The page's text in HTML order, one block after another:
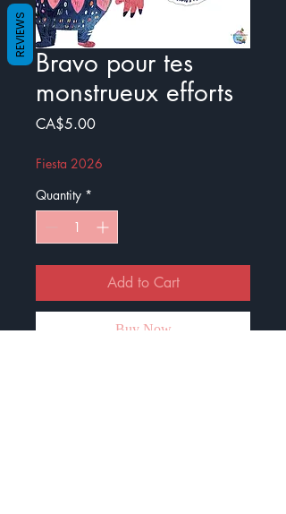
Bravo pour tes
monstrueux efforts
CA$5.00Price
Fiesta 2026
Quantity *
Add to Cart
Buy Now
REVIEWS